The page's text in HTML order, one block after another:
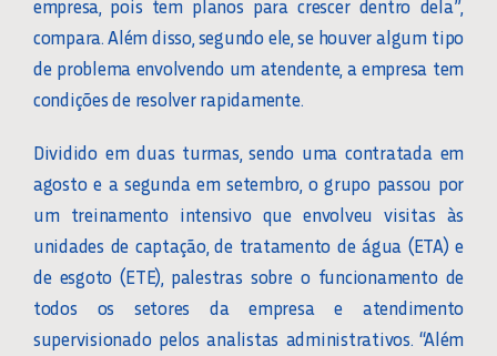
empresa, pois tem planos para crescer dentro dela”,
compara. Além disso, segundo ele, se houver algum tipo
de problema envolvendo um atendente, a empresa tem
condições de resolver rapidamente.
Dividido em duas turmas, sendo uma contratada em
agosto e a segunda em setembro, o grupo passou por
um treinamento intensivo que envolveu visitas às
unidades de captação, de tratamento de água (ETA) e
de esgoto (ETE), palestras sobre o funcionamento de
todos os setores da empresa e atendimento
supervisionado pelos analistas administrativos. “Além